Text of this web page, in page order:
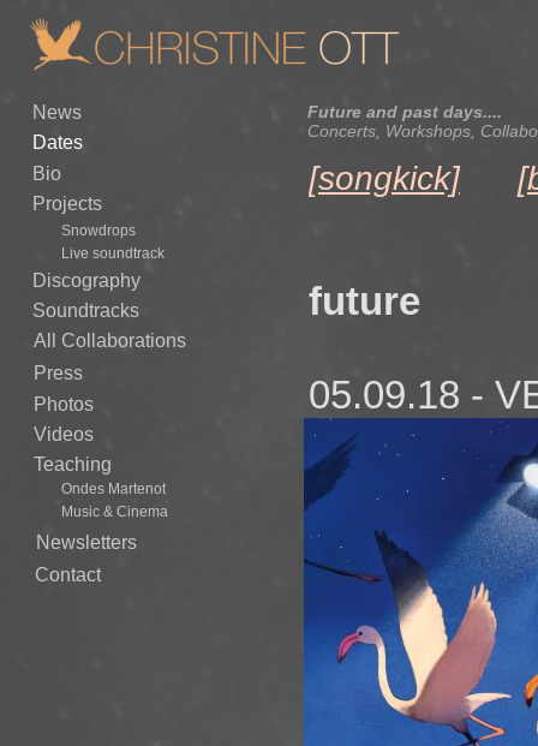
Live soundtrack
Snowdrops
Bio
Videos
Newsletters
Music & Cinema
Ondes Martenot
Contact
All Collaborations
Photos
Dates
Soundtracks
Teaching
Press
Projects
Discography
News
[songkick]
future
05.09.18 -
Phuttiphong
Premiere
Competition
17.09.26 -
17.10.26 -
Paris, Salle
13.11.26 -
Future and past days....
Concerts, Workshops,